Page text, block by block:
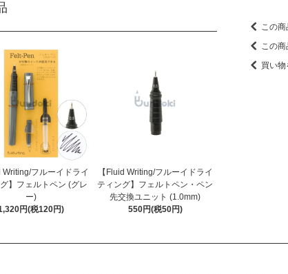
Writing/フルーイドライ
】フェルトペン (グレ
ー)
円(税120円)
【Fluid Writing/フルーイドライ
ティング】フェルトペン・ペン
先交換ユニット (1.0mm)
550円(税50円)
この
この
買い物